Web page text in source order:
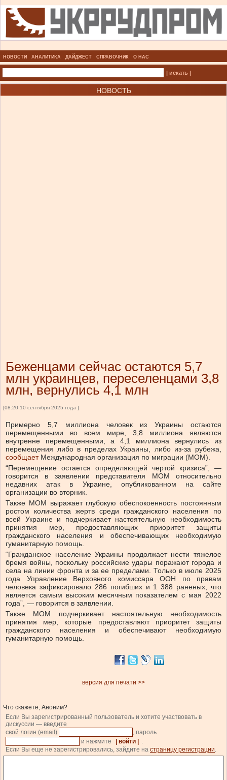
НОВОСТИ АНАЛИТИКА ДАЙДЖЕСТ СПРАВОЧНИК О НАС
| искать |
НОВОСТЬ
Беженцами сейчас остаются 5,7
млн украинцев, переселенцами 3,8
млн, вернулись 4,1 млн
[08:20 10 сентября 2025 года ]
Примерно 5,7 миллиона человек из Украины остаются
перемещенными во всем мире, 3,8 миллиона являются
внутренне перемещенными, а 4,1 миллиона вернулись из
перемещения либо в пределах Украины, либо из-за рубежа,
сообщаетМеждународная организация по миграции (МОМ).
“Перемещение остается определяющей чертой кризиса”, —
говорится в заявлении представителя МОМ относительно
недавних атак в Украине, опубликованном на сайте
организации во вторник.
Также МОМ выражает глубокую обеспокоенность постоянным
ростом количества жертв среди гражданского населения по
всей Украине и подчеркивает настоятельную необходимость
принятия мер, предоставляющих приоритет защиты
гражданского населения и обеспечивающих необходимую
гуманитарную помощь.
“Гражданское население Украины продолжает нести тяжелое
бремя войны, поскольку российские удары поражают города и
села на линии фронта и за ее пределами. Только в июле 2025
года Управление Верховного комиссара ООН по правам
человека зафиксировало 286 погибших и 1 388 раненых, что
является самым высоким месячным показателем с мая 2022
года”, — говорится в заявлении.
Также МОМ подчеркивает настоятельную необходимость
принятия мер, которые предоставляют приоритет защиты
гражданского населения и обеспечивают необходимую
гуманитарную помощь.
версия для печати >>
Что скажете, Аноним?
Если Вы зарегистрированный пользователь и хотите участвовать в
дискуссии — введите
свой логин (email)
, пароль
и нажмите
| войти |
.
Если Вы еще не зарегистрировались, зайдите на страницу регистрации.